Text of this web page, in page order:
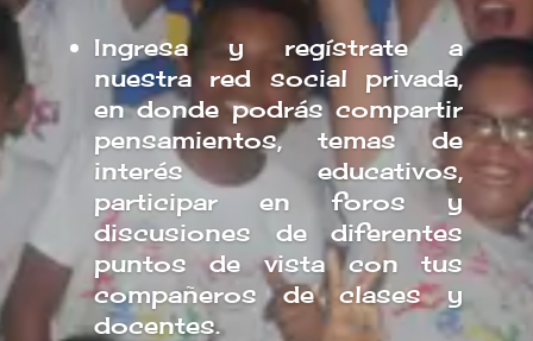
Ingresa y regístrate a
nuestra red social privada,
en donde podrás compartir
pensamientos, temas de
interés educativos,
participar en foros y
discusiones de diferentes
puntos de vista con tus
compañeros de clases y
docentes.